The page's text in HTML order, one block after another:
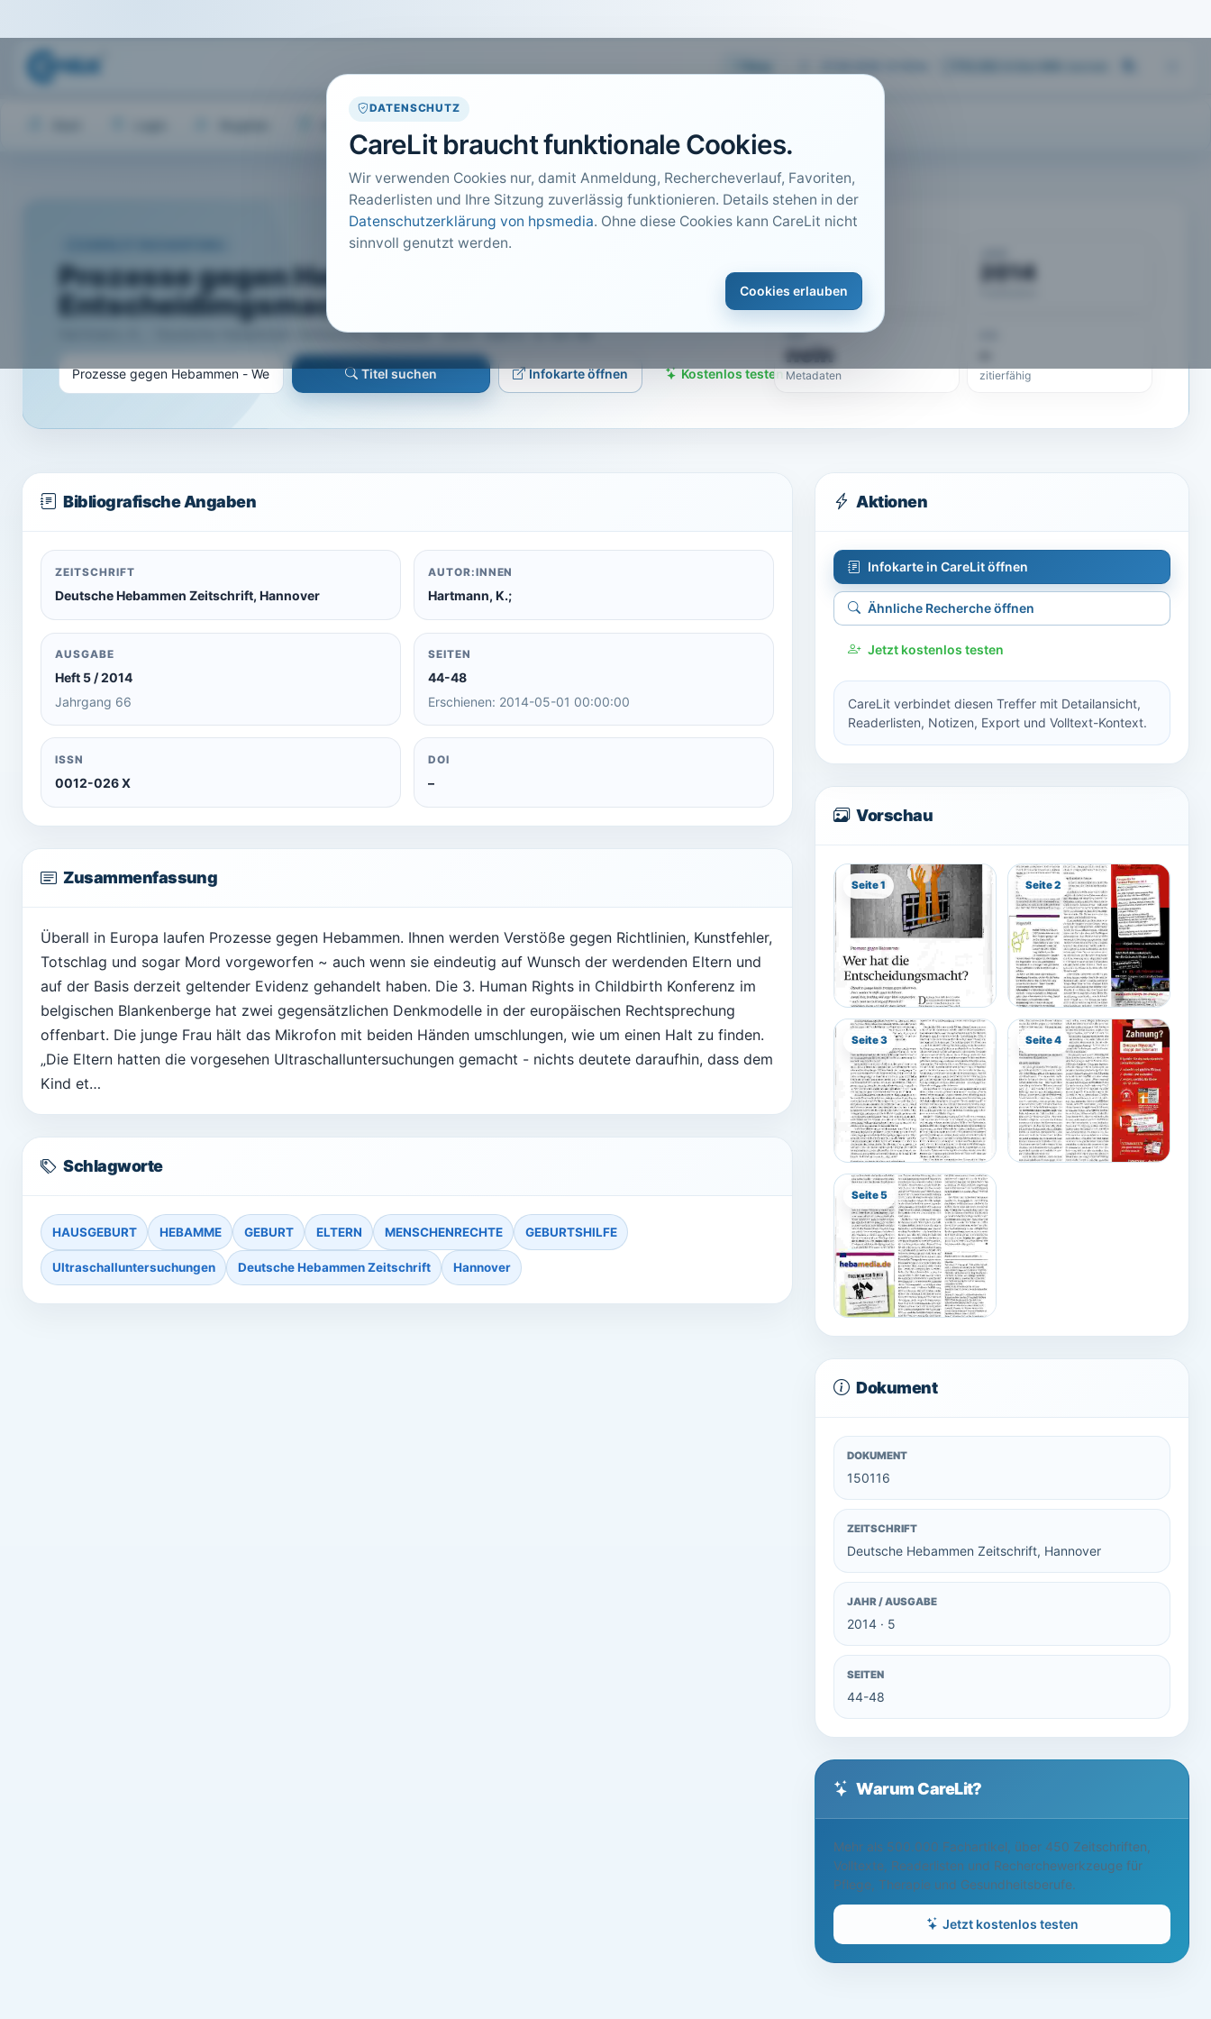
DATENSCHUTZ
CareLit braucht funktionale Cookies.
Wir verwenden Cookies nur, damit Anmeldung, Rechercheverlauf, Favoriten,
Readerlisten und Ihre Sitzung zuverlässig funktionieren. Details stehen in der
Datenschutzerklärung von hpsmedia. Ohne diese Cookies kann CareLit nicht
sinnvoll genutzt werden.
Cookies erlauben
Prozesse gegen Hebammen - Wer hat die
Entscheidimgsmacht?
Hartmann, K.; · Deutsche Hebammen Zeitschrift, Hannover · 2014 · Heft 5 · S. 44-48
Titel suchen Infokarte öffnen Kostenlos testen
150116
CareLit-ID
2014
PDF
nein
Metadaten zitierfähig
Bibliografische Angaben
ZEITSCHRIFT
Deutsche Hebammen Zeitschrift, Hannover
AUTOR:INNEN
Hartmann, K.;
AUSGABE
Heft 5 / 2014
Jahrgang 66
SEITEN
44-48
Erschienen: 2014-05-01 00:00:00
ISSN
0012-026 X
DOI
–
Zusammenfassung
Überall in Europa laufen Prozesse gegen Hebammen. Ihnen werden Verstöße gegen Richtlinien, Kunstfehler,
Totschlag und sogar Mord vorgeworfen ~ auch wenn sie eindeutig auf Wunsch der werdenden Eltern und
auf der Basis derzeit geltender Evidenz gehandelt haben. Die 3. Human Rights in Childbirth Konferenz im
belgischen Blankenberge hat zwei gegensätzlichen Denkmodelle in der europäischen Rechtsprechung
offenbart. Die junge Frau hält das Mikrofon mit beiden Händen umschlungen, wie um einen Halt zu finden.
„Die Eltern hatten die vorgesehen Ultraschalluntersuchungen gemacht - nichts deutete daraufhin, dass dem
Kind et…
Schlagworte
HAUSGEBURT HEBAMME GEBURT ELTERN MENSCHENRECHTE GEBURTSHILFE
Ultraschalluntersuchungen Deutsche Hebammen Zeitschrift Hannover
Aktionen
Infokarte in CareLit öffnen
Ähnliche Recherche öffnen
Jetzt kostenlos testen
CareLit verbindet diesen Treffer mit Detailansicht,
Readerlisten, Notizen, Export und Volltext-Kontext.
Vorschau
Seite 1 Seite 2
Seite 3 Seite 4
Seite 5
Dokument
DOKUMENT
150116
ZEITSCHRIFT
Deutsche Hebammen Zeitschrift, Hannover
JAHR / AUSGABE
2014 · 5
SEITEN
44-48
Warum CareLit?
Mehr als 500.000 Fachartikel, über 450 Zeitschriften,
Volltexte, Readerlisten und Recherchewerkzeuge für
Pflege, Therapie und Gesundheitsberufe.
Jetzt kostenlos testen